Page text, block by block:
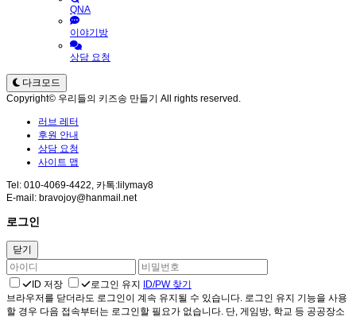
QNA
이야기방
상담 요청
다크모드
Copyright© 우리들의 키즈송 만들기 All rights reserved.
러브 레터
후원 안내
상담 요청
사이트 맵
Tel: 010-4069-4422, 카톡:lilymay8
E-mail: bravojoy@hanmail.net
로그인
닫기
ID 저장 로그인 유지
ID/PW 찾기
브라우저를 닫더라도 로그인이 계속 유지될 수 있습니다. 로그인 유지 기능을 사용
할 경우 다음 접속부터는 로그인할 필요가 없습니다. 단, 게임방, 학교 등 공공장소